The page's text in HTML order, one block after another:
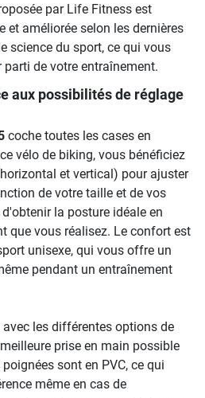
par Life Fitness est
et améliorée selon les dernières
science du sport, ce qui vous
de votre entraînement.
aux possibilités de réglage
coche toutes les cases en
vélo de biking, vous bénéficiez
et vertical) pour ajuster
de votre taille et de vos
la posture idéale en
que vous réalisez. Le confort est
unisexe, qui vous offre un
pendant un entraînement
les différentes options de
prise en main possible
sont en PVC, ce qui
même en cas de